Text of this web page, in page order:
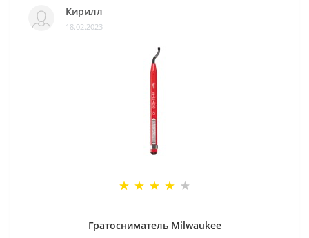
Кирилл
18.02.2023
Гратосниматель Milwaukee